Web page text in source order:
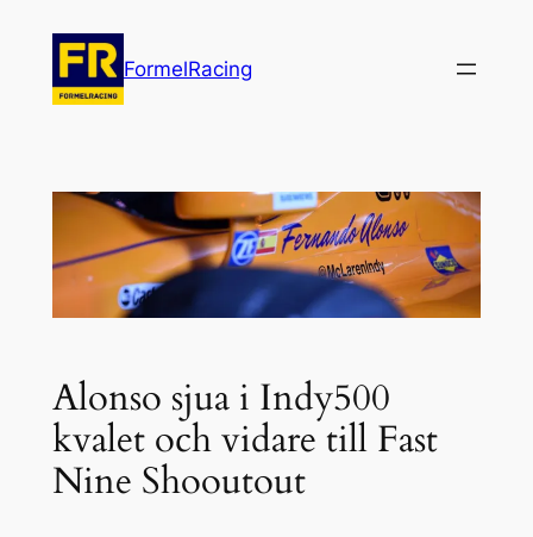
innehåll
FormelRacing
Alonso sjua i Indy500
kvalet och vidare till Fast
Nine Shooutout